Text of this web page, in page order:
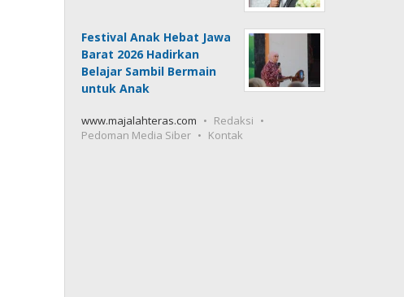
Festival Anak Hebat Jawa
Barat 2026 Hadirkan
Belajar Sambil Bermain
untuk Anak
www.majalahteras.com
Redaksi
Pedoman Media Siber
Kontak